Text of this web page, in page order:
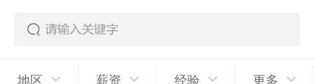
地区 薪资 经验 更多